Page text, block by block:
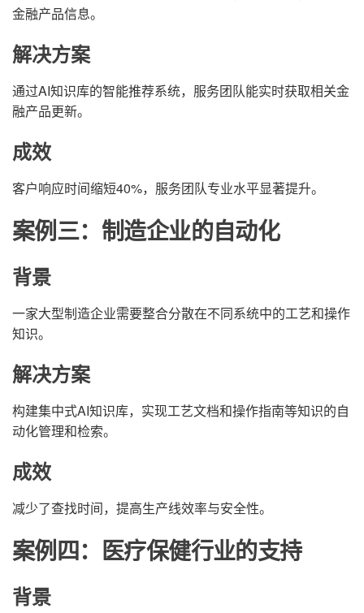
金融产品信息。
解决方案
通过AI知识库的智能推荐系统，服务团队能实时获取相关金
融产品更新。
成效
客户响应时间缩短40%，服务团队专业水平显著提升。
案例三：制造企业的自动化
背景
一家大型制造企业需要整合分散在不同系统中的工艺和操作
知识。
解决方案
构建集中式AI知识库，实现工艺文档和操作指南等知识的自
动化管理和检索。
成效
减少了查找时间，提高生产线效率与安全性。
案例四：医疗保健行业的支持
背景